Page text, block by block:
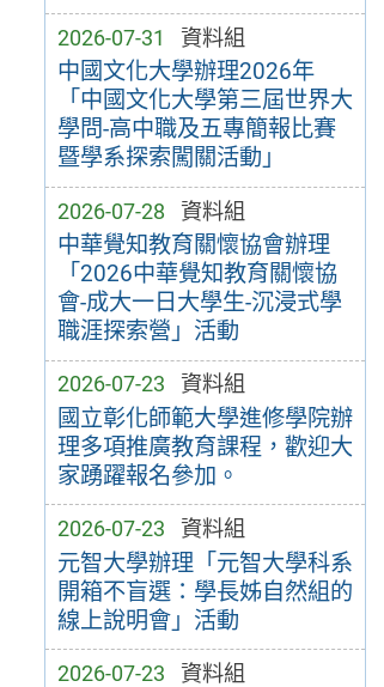
2026-07-31 資料組
中國文化大學辦理2026年
「中國文化大學第三屆世界大
學問-高中職及五專簡報比賽
暨學系探索闖關活動」
2026-07-28 資料組
中華覺知教育關懷協會辦理
「2026中華覺知教育關懷協
會-成大一日大學生-沉浸式學
職涯探索營」活動
2026-07-23 資料組
國立彰化師範大學進修學院辦
理多項推廣教育課程，歡迎大
家踴躍報名參加。
2026-07-23 資料組
元智大學辦理「元智大學科系
開箱不盲選：學長姊自然組的
線上說明會」活動
2026-07-23 資料組